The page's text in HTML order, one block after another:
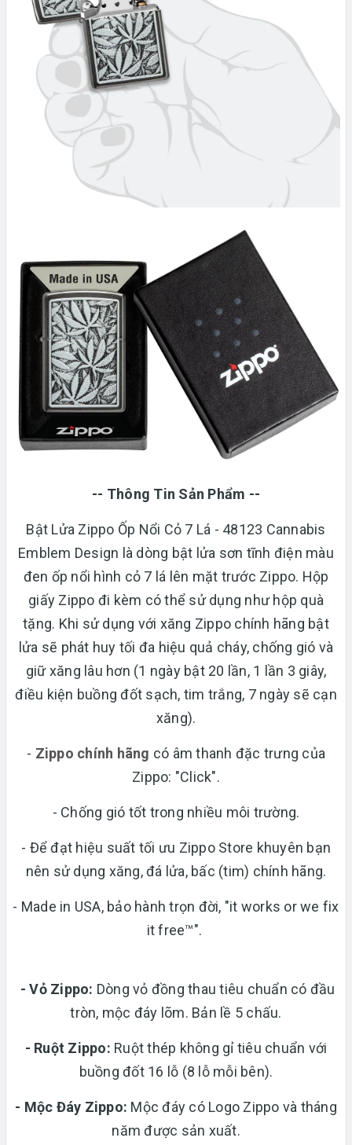
-- Thông Tin Sản Phẩm --
Bật Lửa Zippo Ốp Nổi Cỏ 7 Lá - 48123 Cannabis
Emblem Design là dòng bật lửa sơn tĩnh điện màu
đen ốp nổi hình cỏ 7 lá lên mặt trước Zippo. Hộp
giấy Zippo đi kèm có thể sử dụng như hộp quà
tặng. Khi sử dụng với xăng Zippo chính hãng bật
lửa sẽ phát huy tối đa hiệu quả cháy, chống gió và
giữ xăng lâu hơn (1 ngày bật 20 lần, 1 lần 3 giây,
điều kiện buồng đốt sạch, tim trắng, 7 ngày sẽ cạn
xăng).
- Zippo chính hãng có âm thanh đặc trưng của
Zippo: "Click".
- Chống gió tốt trong nhiều môi trường.
- Để đạt hiệu suất tối ưu Zippo Store khuyên bạn
nên sử dụng xăng, đá lửa, bấc (tim) chính hãng.
- Made in USA, bảo hành trọn đời, "it works or we fix
it free™".
- Vỏ Zippo: Dòng vỏ đồng thau tiêu chuẩn có đầu
tròn, mộc đáy lõm. Bản lề 5 chấu.
- Ruột Zippo: Ruột thép không gỉ tiêu chuẩn với
buồng đốt 16 lỗ (8 lỗ mỗi bên).
- Mộc Đáy Zippo: Mộc đáy có Logo Zippo và tháng
năm được sản xuất.